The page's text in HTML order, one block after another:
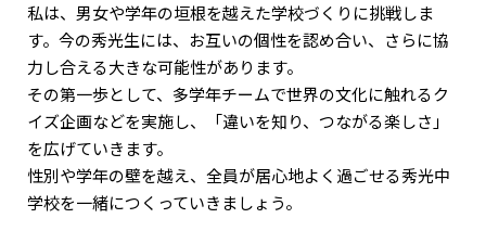
私は、男女や学年の垣根を越えた学校づくりに挑戦しま
す。今の秀光生には、お互いの個性を認め合い、さらに協
力し合える大きな可能性があります。
その第一歩として、多学年チームで世界の文化に触れるク
イズ企画などを実施し、「違いを知り、つながる楽しさ」
を広げていきます。
性別や学年の壁を越え、全員が居心地よく過ごせる秀光中
学校を一緒につくっていきましょう。